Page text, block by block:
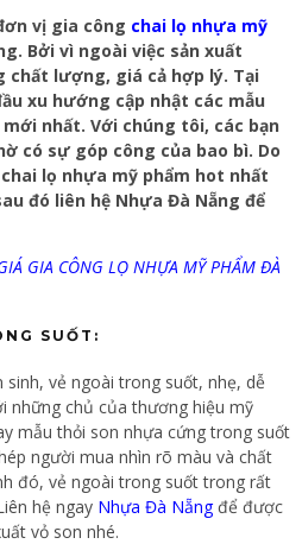
vị gia công chai lọ nhựa mỹ
Bởi vì ngoài việc sản xuất
chất lượng, giá cả hợp lý. Tại
xu hướng cập nhật các mẫu
mới nhất. Với chúng tôi, các bạn
có sự góp công của bao bì. Do
lọ nhựa mỹ phẩm hot nhất
đó liên hệ Nhựa Đà Nẵng để
GIA CÔNG LỌ NHỰA MỸ PHẨM ĐÀ
SUỐT:
vẻ ngoài trong suốt, nhẹ, dễ
những chủ của thương hiệu mỹ
mẫu thỏi son nhựa cứng trong suốt
người mua nhìn rõ màu và chất
đó, vẻ ngoài trong suốt trong rất
hệ ngay Nhựa Đà Nẵngđể được
vỏ son nhé.